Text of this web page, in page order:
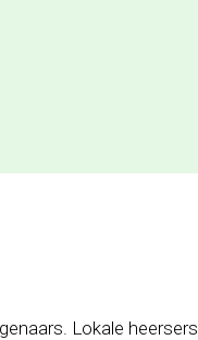
Lokale heersers